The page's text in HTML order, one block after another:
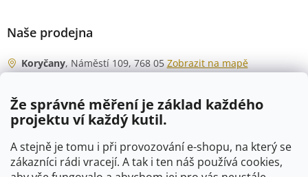
Že správné měření je základ každého
projektu ví každý kutil.
A stejně je tomu i při provozování e-shopu, na který se
zákazníci rádi vracejí. A tak i ten náš používá cookies,
Naše prodejna
Koryčany, Náměstí 109, 768 05 Zobrazit na mapě
Po - Čt
06:00 - 07:00
07:30 - 15:30
Pá
06:00 - 07:00
07:30 - 15:00